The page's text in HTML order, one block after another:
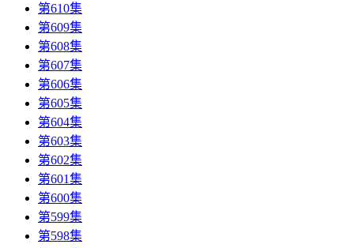
第610集
第609集
第608集
第607集
第606集
第605集
第604集
第603集
第602集
第601集
第600集
第599集
第598集